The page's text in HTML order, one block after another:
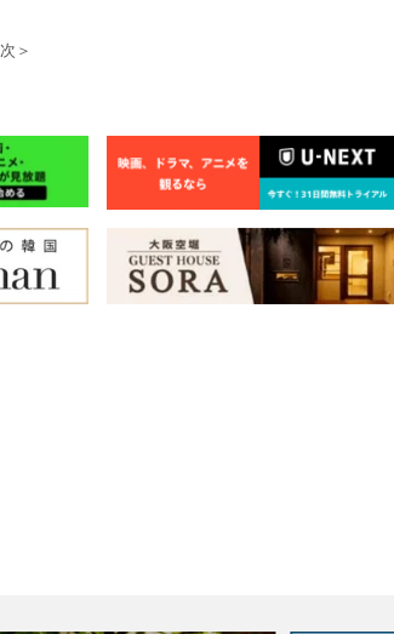
次＞